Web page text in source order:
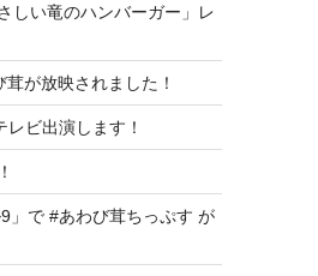
しい竜のハンバーガー」レ
が放映されました！
ビ出演します！
」で #あわび茸ちっぷす が